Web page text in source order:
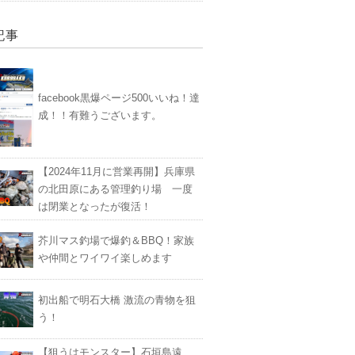
事
facebook黒爆ページ500いいね！達
成！！有難うございます。
【2024年11月に営業再開】兵庫県
の北田原にある管理釣り場 一度
は閉業となったが復活！
芥川マス釣場で爆釣＆BBQ！家族
や仲間とワイワイ楽しめます
初出船で明石大橋 激流の青物を狙
う！
【狙うはモンスター】石垣島遠